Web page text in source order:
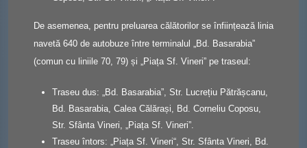
De asemenea, pentru preluarea călătorilor se înființează linia
navetă 640 de autobuze între terminalul „Bd. Basarabia”
(comun cu liniile 70, 79) și „Piața Sf. Vineri” pe traseul:
Traseu dus: „Bd. Basarabia”, Str. Lucrețiu Pătrășcanu,
Bd. Basarabia, Calea Călărași, Bd. Corneliu Coposu,
Str. Sfânta Vineri, „Piața Sf. Vineri”.
Traseu întors: „Piața Sf. Vineri“, Str. Sfânta Vineri, Bd.